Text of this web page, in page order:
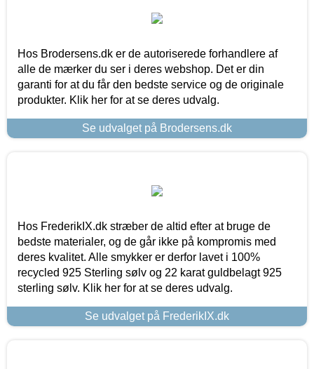
Hos Brodersens.dk er de autoriserede forhandlere af
alle de mærker du ser i deres webshop. Det er din
garanti for at du får den bedste service og de originale
produkter. Klik her for at se deres udvalg.
Se udvalget på Brodersens.dk
Hos FrederikIX.dk stræber de altid efter at bruge de
bedste materialer, og de går ikke på kompromis med
deres kvalitet. Alle smykker er derfor lavet i 100%
recycled 925 Sterling sølv og 22 karat guldbelagt 925
sterling sølv. Klik her for at se deres udvalg.
Se udvalget på FrederikIX.dk